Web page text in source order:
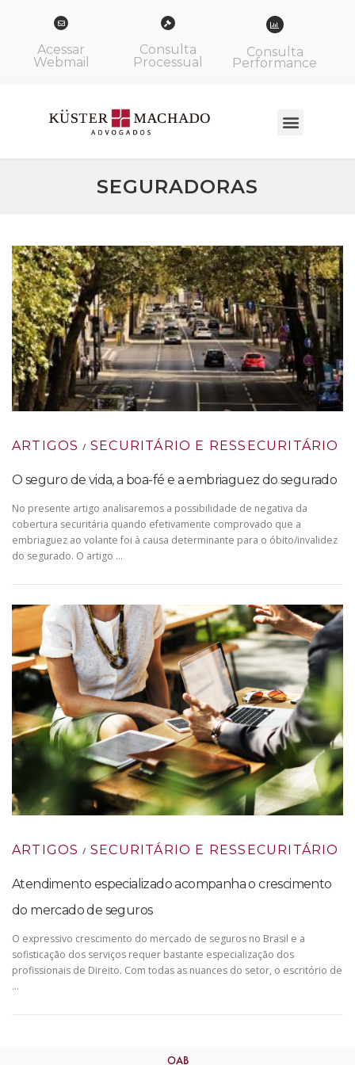
Acessar
Webmail
Consulta
Processual
Consulta
Performance
SEGURADORAS
ARTIGOS /SECURITÁRIO E RESSECURITÁRIO
O seguro de vida, a boa-fé e a embriaguez do segurado
No presente artigo analisaremos a possibilidade de negativa da
cobertura securitária quando efetivamente comprovado que a
embriaguez ao volante foi à causa determinante para o óbito/invalidez
do segurado. O artigo …
ARTIGOS /SECURITÁRIO E RESSECURITÁRIO
Atendimento especializado acompanha o crescimento
do mercado de seguros
O expressivo crescimento do mercado de seguros no Brasil e a
sofisticação dos serviços requer bastante especialização dos
profissionais de Direito. Com todas as nuances do setor, o escritório de
…
OAB